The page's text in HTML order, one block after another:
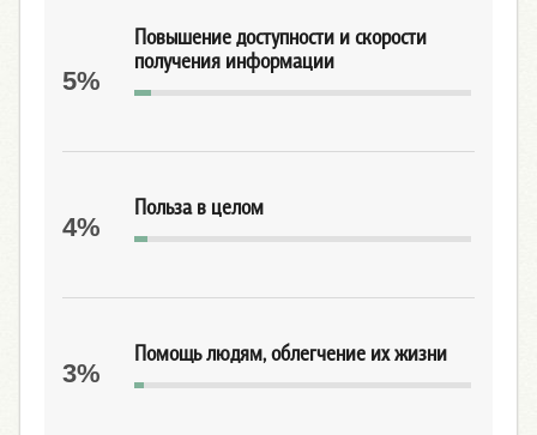
Повышение доступности и скорости
получения информации
5%
Польза в целом
4%
Помощь людям, облегчение их жизни
3%